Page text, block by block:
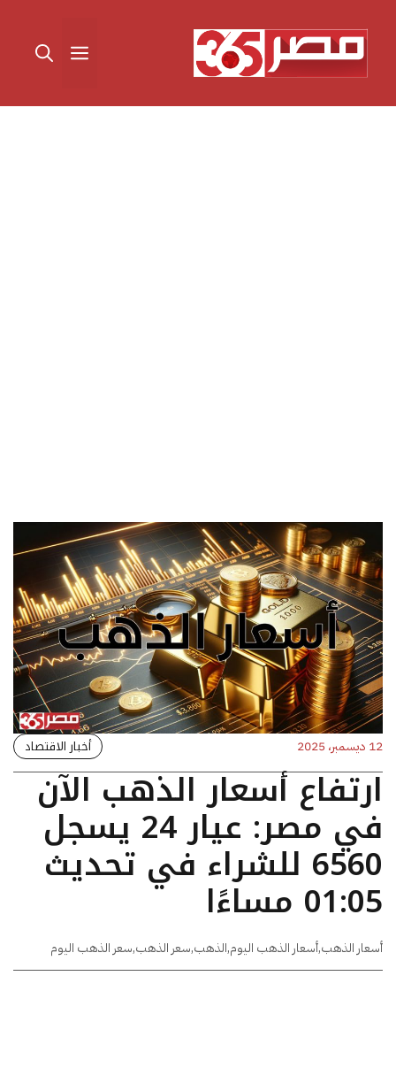
المحتوى القائمة
12 ديسمبر، 2025 أخبار الاقتصاد
ارتفاع أسعار الذهب الآن
في مصر: عيار 24 يسجل
6560 للشراء في تحديث
01:05 مساءًا
أسعار الذهب,أسعار الذهب اليوم,الذهب,سعر الذهب,سعر الذهب اليوم